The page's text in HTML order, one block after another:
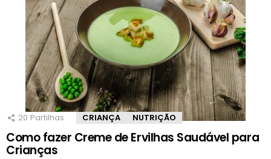
20 Partilhas CRIANÇA NUTRIÇÃO
Como fazer Creme de Ervilhas Saudável para
Crianças